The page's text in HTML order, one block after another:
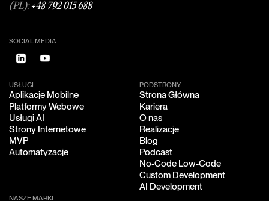
(PL):+48 792 015 688
SOCIAL MEDIA
USŁUGI
Aplikacje Mobilne
Aplikacje Mobilne
Platformy Webowe
Platformy Webowe
Usługi AI
Usługi AI
Strony Internetowe
Strony Internetowe
MVP
MVP
Automatyzacje
PODSTRONY
Strona Główna
Strona Główna
Kariera
Kariera
O nas
O nas
Realizacje
Realizacje
Blog
Blog
Podcast
Podcast
No-Code Low-Code
No-Code Low-Code
Custom Development
Custom Development
AI Development
NASZE MARKI